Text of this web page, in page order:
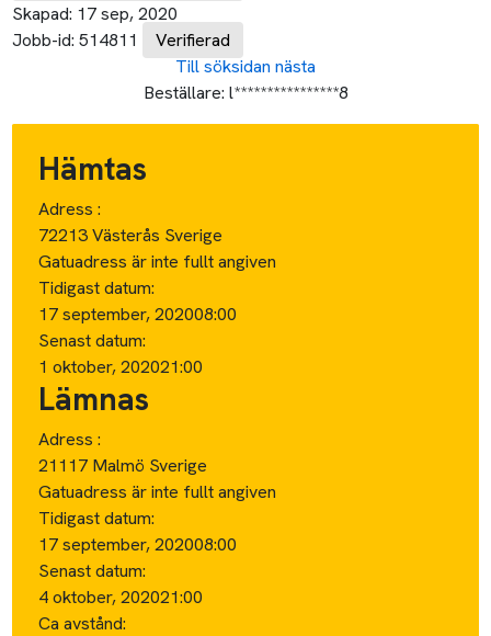
Skapad: 17 sep, 2020
Jobb-id: 514811 Verifierad
Till söksidan nästa
Beställare: l****************8
Hämtas
Adress :
72213 Västerås Sverige
Gatuadress är inte fullt angiven
Tidigast datum:
17 september, 202008:00
Senast datum:
1 oktober, 202021:00
Lämnas
Adress :
21117 Malmö Sverige
Gatuadress är inte fullt angiven
Tidigast datum:
17 september, 202008:00
Senast datum:
4 oktober, 202021:00
Ca avstånd: